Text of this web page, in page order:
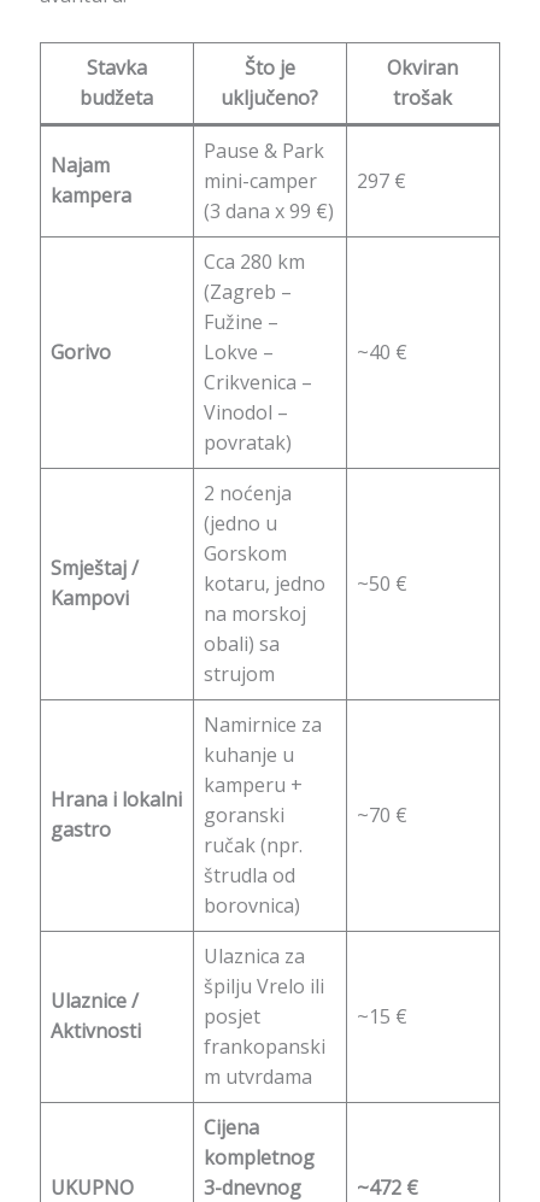
Stavka
budžeta
Što je
uključeno?
Okviran
trošak
Najam
kampera
Pause & Park
mini-camper
(3 dana x 99 €)
297 €
Gorivo
Cca 280 km
(Zagreb –
Fužine –
Lokve –
Crikvenica –
Vinodol –
povratak)
~40 €
Smještaj /
Kampovi
2 noćenja
(jedno u
Gorskom
kotaru, jedno
na morskoj
obali) sa
strujom
~50 €
Hrana i lokalni
gastro
Namirnice za
kuhanje u
kamperu +
goranski
ručak (npr.
štrudla od
borovnica)
~70 €
Ulaznice /
Aktivnosti
Ulaznica za
špilju Vrelo ili
posjet
frankopanski
m utvrdama
~15 €
UKUPNO
Cijena
kompletnog
3-dnevnog
~472 €